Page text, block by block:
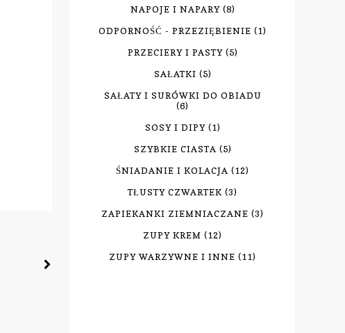
NAPOJE I NAPARY (8)
ODPORNOŚĆ - PRZEZIĘBIENIE (1)
PRZECIERY I PASTY (5)
SAŁATKI (5)
SAŁATY I SURÓWKI DO OBIADU
(6)
SOSY I DIPY (1)
SZYBKIE CIASTA (5)
ŚNIADANIE I KOLACJA (12)
TŁUSTY CZWARTEK (3)
ZAPIEKANKI ZIEMNIACZANE (3)
ZUPY KREM (12)
ZUPY WARZYWNE I INNE (11)